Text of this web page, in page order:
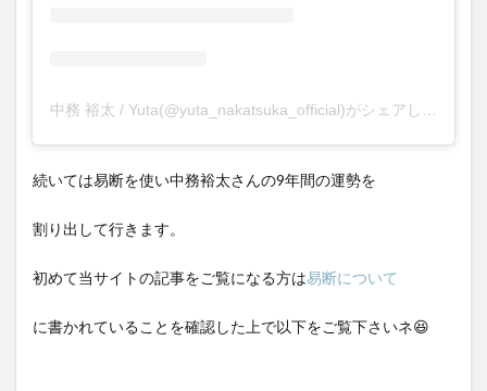
続いては易断を使い中務裕太さんの9年間の運勢を
割り出して行きます。
初めて当サイトの記事をご覧になる方は易断について
に書かれていることを確認した上で以下をご覧下さいネ😆